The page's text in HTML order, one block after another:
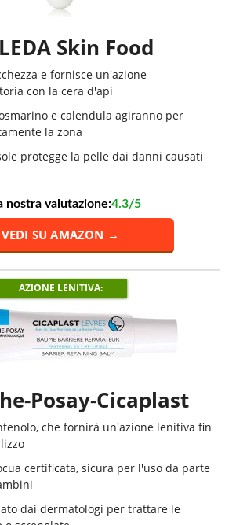
Skin Food
e fornisce un'azione
con la cera d'api
e calendula agiranno per
la zona
protegge la pelle dai danni causati
nostra valutazione:4.3/5
VEDI SU AMAZON →
AZIONE LENITIVA:
Posay-Cicaplast
che fornirà un'azione lenitiva fin
certificata, sicura per l'uso da parte
dai dermatologi per trattare le